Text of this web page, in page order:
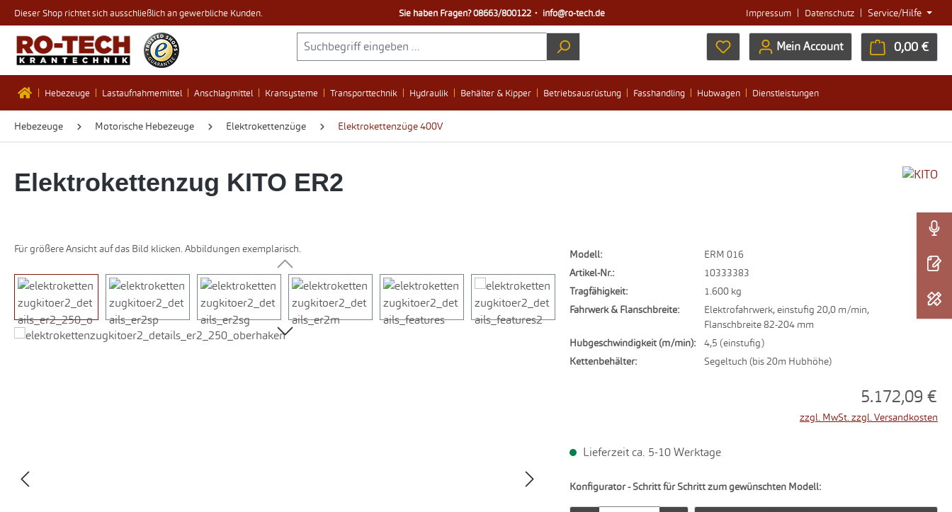
Hauptinhalt springen
Zur Suche springen
Zur Hauptnavigation springen
Dieser Shop richtet sich ausschließlich an gewerbliche Kunden. Sie haben Fragen?08663/800122・ info@ro-tech.de Impressum | Datenschutz | Service/Hilfe
Du hast 0 Produkte auf dem Merkzettel
Mein Account 0,00 €
Hebezeuge Lastaufnahmemittel Anschlagmittel Kransysteme Transporttechnik Hydraulik Behälter & Kipper Betriebsausrüstung Fasshandling Hubwagen Dienstleistungen
Hebezeuge Motorische Hebezeuge Elektrokettenzüge Elektrokettenzüge 400V
Elektrokettenzug KITO ER2
Für größere Ansicht auf das Bild klicken. Abbildungen exemplarisch. Modell:
ERM 016
Artikel-Nr.:
10333383
Tragfähigkeit:
1.600 kg
Fahrwerk & Flanschbreite:
Elektrofahrwerk, einstufig 20,0 m/min,
Flanschbreite 82-204 mm
Hubgeschwindigkeit (m/min):
4,5 (einstufig)
Kettenbehälter:
Segeltuch (bis 20m Hubhöhe)
5.172,09 €
zzgl. MwSt. zzgl. Versandkosten
Lieferzeit ca. 5-10 Werktage
Konfigurator - Schritt für Schritt zum gewünschten Modell: